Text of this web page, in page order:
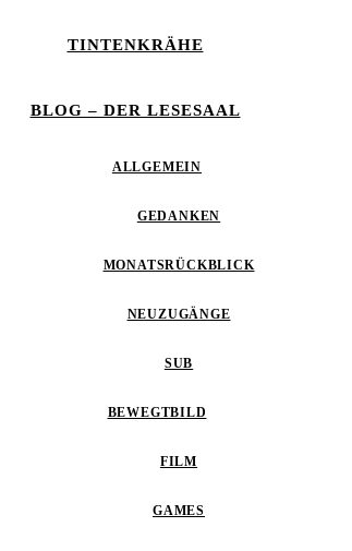
TINTENKRÄHE
BLOG – DER LESESAAL
ALLGEMEIN
GEDANKEN
MONATSRÜCKBLICK
NEUZUGÄNGE
SUB
BEWEGTBILD
FILM
GAMES